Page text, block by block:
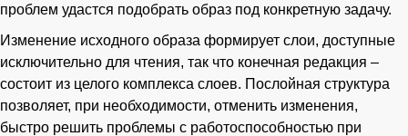
проблем удастся подобрать образ под конкретную задачу.
Изменение исходного образа формирует слои, доступные
исключительно для чтения, так что конечная редакция –
состоит из целого комплекса слоев. Послойная структура
позволяет, при необходимости, отменить изменения,
быстро решить проблемы с работоспособностью при